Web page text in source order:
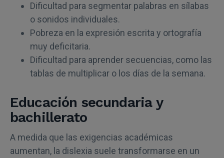
Dificultad para segmentar palabras en sílabas
o sonidos individuales.
Pobreza en la expresión escrita y ortografía
muy deficitaria.
Dificultad para aprender secuencias, como las
tablas de multiplicar o los días de la semana.
Educación secundaria y
bachillerato
A medida que las exigencias académicas
aumentan, la dislexia suele transformarse en un